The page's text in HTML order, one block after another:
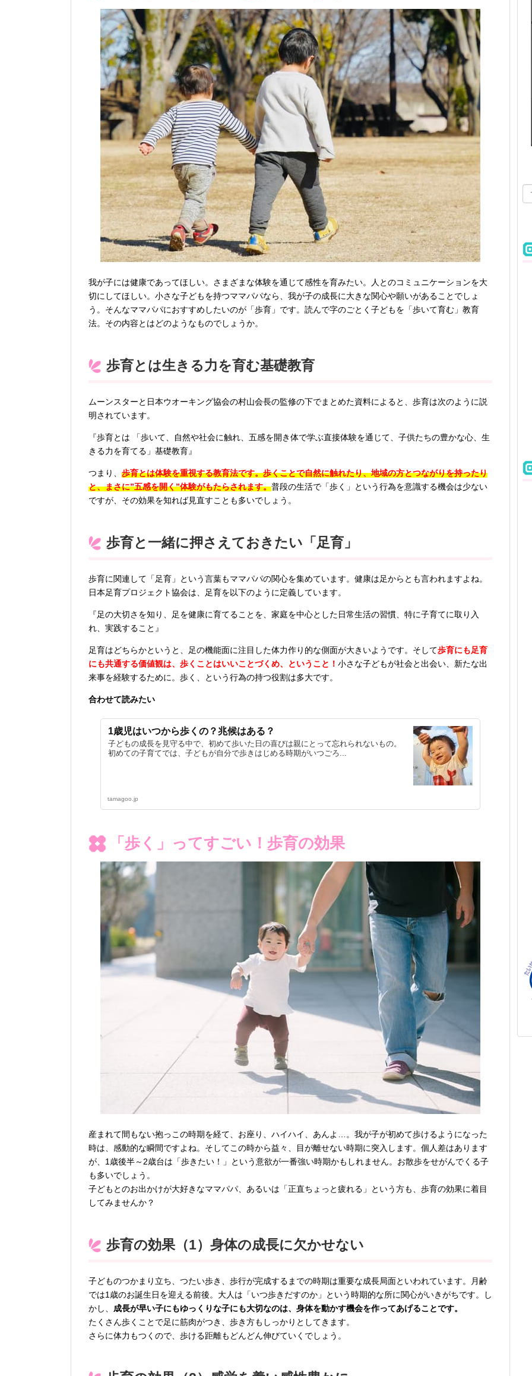
我が子には健康であってほしい。さまざまな体験を通じて感性を育みたい。人とのコミュニケーションを大
切にしてほしい。小さな子どもを持つママパパなら、我が子の成長に大きな関心や願いがあることでしょ
う。そんなママパパにおすすめしたいのが「歩育」です。読んで字のごとく子どもを「歩いて育む」教育
法。その内容とはどのようなものでしょうか。
歩育とは生きる力を育む基礎教育
ムーンスターと日本ウオーキング協会の村山会長の監修の下でまとめた資料によると、歩育は次のように説
明されています。
『歩育とは 「歩いて、自然や社会に触れ、五感を開き体で学ぶ直接体験を通じて、子供たちの豊かな心、生
きる力を育てる」基礎教育』
つまり、 歩育とは体験を重視する教育法です。歩くことで自然に触れたり、地域の方とつながりを持ったり
と、まさに”五感を開く”体験がもたらされます。普段の生活で「歩く」という行為を意識する機会は少ない
ですが、その効果を知れば見直すことも多いでしょう。
歩育と一緒に押さえておきたい「足育」
歩育に関連して「足育」という言葉もママパパの関心を集めています。健康は足からとも言われますよね。
日本足育プロジェクト協会は、足育を以下のように定義しています。
『足の大切さを知り、足を健康に育てることを、家庭を中心とした日常生活の習慣、特に子育てに取り入
れ、実践すること』
足育はどちらかというと、足の機能面に注目した体力作り的な側面が大きいようです。そして歩育にも足育
にも共通する価値観は、歩くことはいいことづくめ、ということ！ 小さな子どもが社会と出会い、新たな出
来事を経験するために。歩く、という行為の持つ役割は多大です。
合わせて読みたい
1歳児はいつから歩くの？兆候はある？
子どもの成長を見守る中で、初めて歩いた日の喜びは親にとって忘れられないもの。
初めての子育てでは、子どもが自分で歩きはじめる時期がいつごろ...
tamagoo.jp
「歩く」ってすごい！歩育の効果
産まれて間もない抱っこの時期を経て、お座り、ハイハイ、あんよ…。我が子が初めて歩けるようになった
時は、感動的な瞬間ですよね。そしてこの時から益々、目が離せない時期に突入します。個人差はあります
が、1歳後半～2歳台は「歩きたい！」という意欲が一番強い時期かもしれません。お散歩をせがんでくる子
も多いでしょう。
子どもとのお出かけが大好きなママパパ、あるいは「正直ちょっと疲れる」という方も、歩育の効果に着目
してみませんか？
歩育の効果（1）身体の成長に欠かせない
子どものつかまり立ち、つたい歩き、歩行が完成するまでの時期は重要な成長局面といわれています。月齢
では1歳のお誕生日を迎える前後。大人は「いつ歩きだすのか」という時期的な所に関心がいきがちです。し
かし、 成長が早い子にもゆっくりな子にも大切なのは、身体を動かす機会を作ってあげることです。
たくさん歩くことで足に筋肉がつき、歩き方もしっかりとしてきます。
さらに体力もつくので、歩ける距離もどんどん伸びていくでしょう。